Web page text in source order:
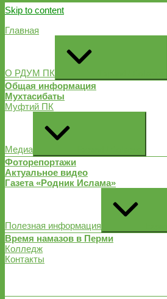
Skip to content
Главная
О РДУМ ПК
Общая информация
Мухтасибаты
Муфтий ПК
Медиа
Фоторепортажи
Актуальное видео
Газета «Родник Ислама»
Полезная информация
Время намазов в Перми
Колледж
Контакты